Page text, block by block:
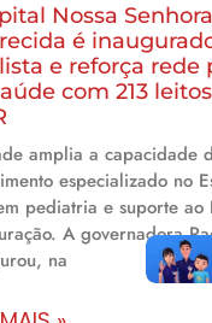
Nossa Senhora
é
e reforça rede
com 213
amplia a capacidade
especializado no
pediatria e suporte ao
A governadora
na